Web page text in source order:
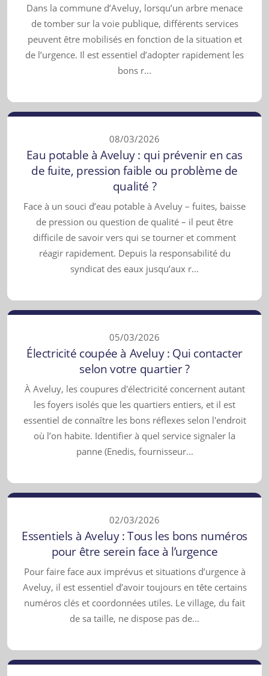
Dans la commune d’Aveluy, lorsqu’un arbre menace
de tomber sur la voie publique, différents services
peuvent être mobilisés en fonction de la situation et
de l’urgence. Il est essentiel d’adopter rapidement les
bons r...
08/03/2026
Eau potable à Aveluy : qui prévenir en cas
de fuite, pression faible ou problème de
qualité ?
Face à un souci d’eau potable à Aveluy – fuites, baisse
de pression ou question de qualité – il peut être
difficile de savoir vers qui se tourner et comment
réagir rapidement. Depuis la responsabilité du
syndicat des eaux jusqu’aux r...
05/03/2026
Électricité coupée à Aveluy : Qui contacter
selon votre quartier ?
À Aveluy, les coupures d'électricité concernent autant
les foyers isolés que les quartiers entiers, et il est
essentiel de connaître les bons réflexes selon l'endroit
où l’on habite. Identifier à quel service signaler la
panne (Enedis, fournisseur...
02/03/2026
Essentiels à Aveluy : Tous les bons numéros
pour être serein face à l’urgence
Pour faire face aux imprévus et situations d’urgence à
Aveluy, il est essentiel d’avoir toujours en tête certains
numéros clés et coordonnées utiles. Le village, du fait
de sa taille, ne dispose pas de...